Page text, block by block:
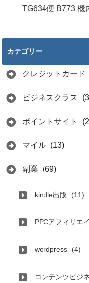
TG634便 B773 機
カテゴリー
クレジットカード
ビジネスクラス
ポイントサイト
マイル (13)
副業 (69)
kindle出版 (11)
PPCアフィリエ
wordpress (4)
コンテンツビジ